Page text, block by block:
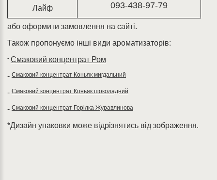
Лайф 093-438-97-79
або оформити замовлення на сайті.
Також пропонуємо інші види ароматизаторів:
- Смаковий концентрат Ром
- Смаковий концентрат Коньяк мигдальний
- Смаковий концентрат Коньяк шоколадний
- Смаковий концентрат Горілка Журавлинова
*Дизайн упаковки може відрізнятись від зображення.